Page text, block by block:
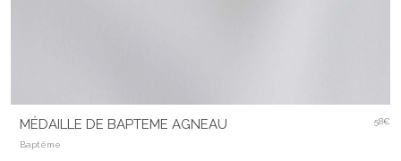
MÉDAILLE DE BAPTEME AGNEAU
Baptême
58€